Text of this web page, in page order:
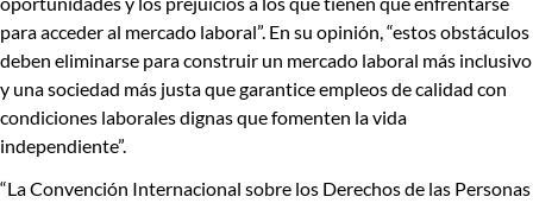
para acceder al mercado laboral”. En su opinión,“estos obstáculos
deben eliminarse para construir un mercado laboral más inclusivo
y una sociedad más justaque garantice empleos de calidad con
condiciones laborales dignas que fomenten la vida
independiente”.
“LaConvención Internacional sobre los Derechos de las Personas